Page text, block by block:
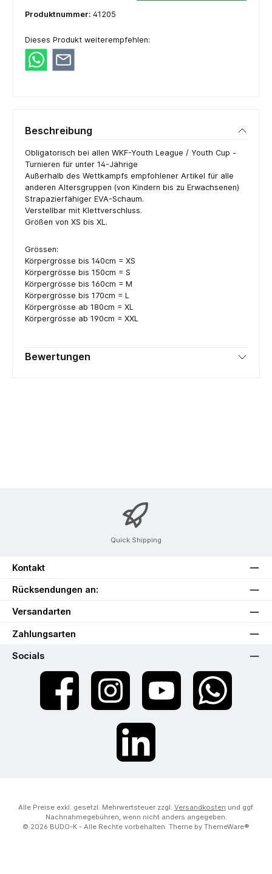
Produktnummer: 41205
Dieses Produkt weiterempfehlen:
Beschreibung
Obligatorisch bei allen WKF-Youth League / Youth Cup -
Turnieren für unter 14-Jährige
Außerhalb des Wettkampfs empfohlener Artikel für alle
anderen Altersgruppen (von Kindern bis zu Erwachsenen)
Strapazierfähiger EVA-Schaum.
Verstellbar mit Klettverschluss.
Größen von XS bis XL.
Grössen:
Körpergrösse bis 140cm = XS
Körpergrösse bis 150cm = S
Körpergrösse bis 160cm = M
Körpergrösse bis 170cm = L
Körpergrösse ab 180cm = XL
Körpergrösse ab 190cm = XXL
Bewertungen
Quick Shipping
Kontakt
Rücksendungen an:
Versandarten
Zahlungsarten
Socials
Facebook Instagram YouTube WhatsApp
LinkedIn
Alle Preise exkl. gesetzl. Mehrwertsteuer zzgl. Versandkosten und ggf.
Nachnahmegebühren, wenn nicht anders angegeben.
© 2026 BUDO-K - Alle Rechte vorbehalten. Theme by ThemeWare®